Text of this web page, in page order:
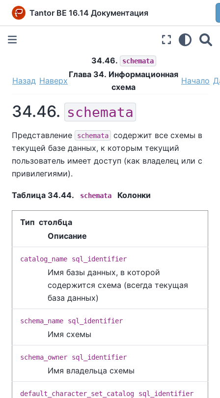
Tantor BE 16.14 Документация
34.46. schemata
Назад Наверх
Глава 34. Информационная
схема
Начало
34.46. schemata
Представление schemata
содержит все схемы в
текущей базе данных, к которым текущий
пользователь имеет доступ (как владелец или с
привилегиями).
Таблица 34.44. schemata Колонки
Тип столбца
Описание
catalog_name sql_identifier
Имя базы данных, в которой
содержится схема (всегда текущая
база данных)
schema_name sql_identifier
Имя схемы
schema_owner sql_identifier
Имя владельца схемы
default_character_set_catalog sql_identifier